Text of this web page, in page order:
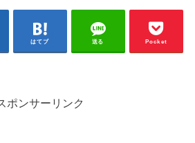
はてブ 送る Pocket
ポンサーリンク